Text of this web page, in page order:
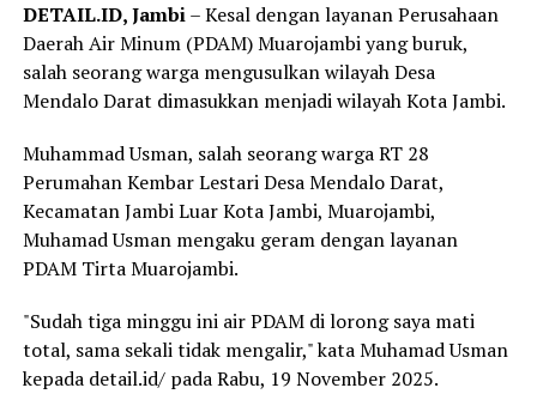
DETAIL.ID, Jambi– Kesal dengan layanan Perusahaan
Daerah Air Minum (PDAM) Muarojambi yang buruk,
salah seorang warga mengusulkan wilayah Desa
Mendalo Darat dimasukkan menjadi wilayah Kota Jambi.
Muhammad Usman, salah seorang warga RT 28
Perumahan Kembar Lestari Desa Mendalo Darat,
Kecamatan Jambi Luar Kota Jambi, Muarojambi,
Muhamad Usman mengaku geram dengan layanan
PDAM Tirta Muarojambi.
"Sudah tiga minggu ini air PDAM di lorong saya mati
total, sama sekali tidak mengalir," kata Muhamad Usman
kepada detail.id/ pada Rabu, 19 November 2025.